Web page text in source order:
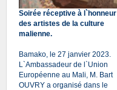
Soirée réceptive à l`honneur
des artistes de la culture
malienne.
Bamako, le 27 janvier 2023.
L`Ambassadeur de l`Union
Européenne au Mali, M. Bart
OUVRY a organisé dans le